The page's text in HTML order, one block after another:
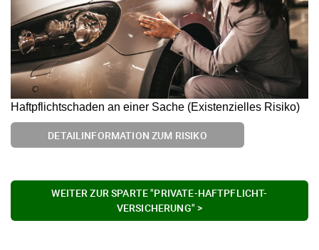
Haftpflichtschaden an einer Sache (Existenzielles Risiko)
DETAILINFORMATION ZUM RISIKO
WEITER ZUR SPARTE "PRIVATE-HAFTPFLICHT-
VERSICHERUNG" >